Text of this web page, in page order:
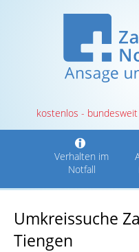
kostenlos -
Verhalten im
Notfall
Umkreissuche
Tiengen